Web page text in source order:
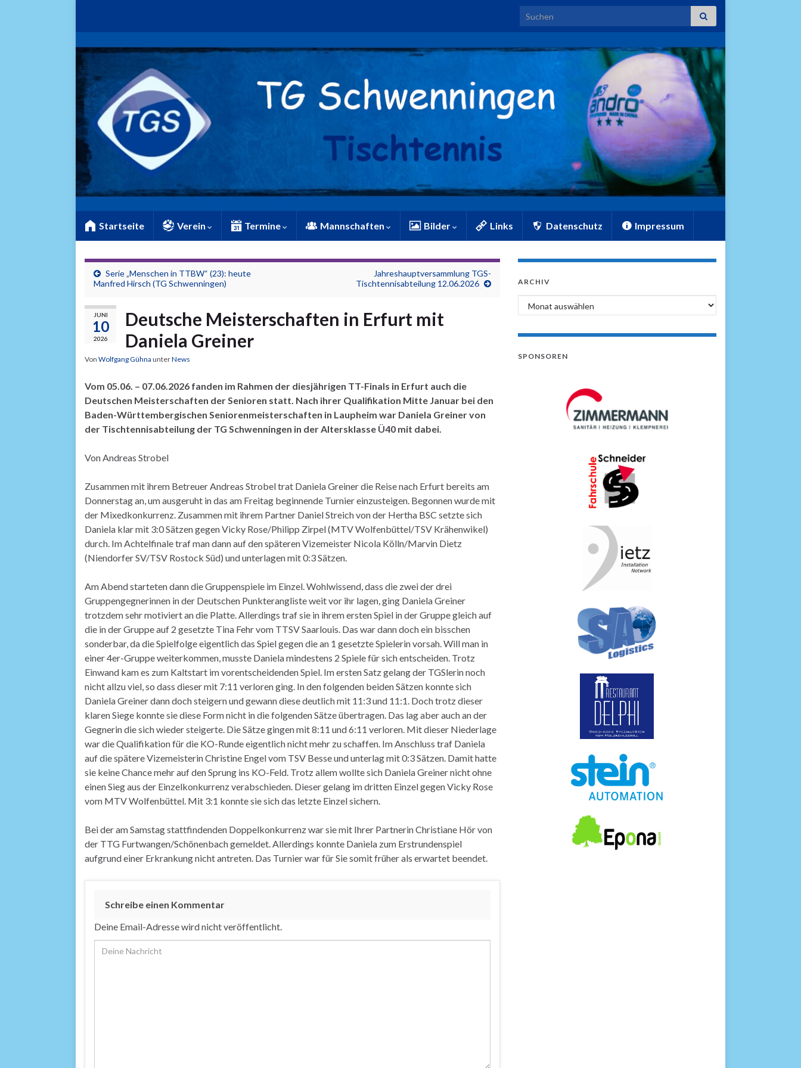
Search for:
Startseite Verein Termine Mannschaften Bilder Links Datenschutz Impressum
Serie „Menschen in TTBW“ (23): heute
Manfred Hirsch (TG Schwenningen)
Jahreshauptversammlung TGS-
Tischtennisabteilung 12.06.2026
JUNI
10
2026
Deutsche Meisterschaften in Erfurt mit
Daniela Greiner
Von Wolfgang Gühna unterNews
Vom 05.06. – 07.06.2026 fanden im Rahmen der diesjährigen TT-Finals in Erfurt auch die
Deutschen Meisterschaften der Senioren statt. Nach ihrer Qualifikation Mitte Januar bei den
Baden-Württembergischen Seniorenmeisterschaften in Laupheim war Daniela Greiner von
der Tischtennisabteilung der TG Schwenningen in der Altersklasse Ü40 mit dabei.
Von Andreas Strobel
Zusammen mit ihrem Betreuer Andreas Strobel trat Daniela Greiner die Reise nach Erfurt bereits am
Donnerstag an, um ausgeruht in das am Freitag beginnende Turnier einzusteigen. Begonnen wurde mit
der Mixedkonkurrenz. Zusammen mit ihrem Partner Daniel Streich von der Hertha BSC setzte sich
Daniela klar mit 3:0 Sätzen gegen Vicky Rose/Philipp Zirpel (MTV Wolfenbüttel/TSV Krähenwikel)
durch. Im Achtelfinale traf man dann auf den späteren Vizemeister Nicola Kölln/Marvin Dietz
(Niendorfer SV/TSV Rostock Süd) und unterlagen mit 0:3 Sätzen.
Am Abend starteten dann die Gruppenspiele im Einzel. Wohlwissend, dass die zwei der drei
Gruppengegnerinnen in der Deutschen Punkterangliste weit vor ihr lagen, ging Daniela Greiner
trotzdem sehr motiviert an die Platte. Allerdings traf sie in ihrem ersten Spiel in der Gruppe gleich auf
die in der Gruppe auf 2 gesetzte Tina Fehr vom TTSV Saarlouis. Das war dann doch ein bisschen
sonderbar, da die Spielfolge eigentlich das Spiel gegen die an 1 gesetzte Spielerin vorsah. Will man in
einer 4er-Gruppe weiterkommen, musste Daniela mindestens 2 Spiele für sich entscheiden. Trotz
Einwand kam es zum Kaltstart im vorentscheidenden Spiel. Im ersten Satz gelang der TGSlerin noch
nicht allzu viel, so dass dieser mit 7:11 verloren ging. In den folgenden beiden Sätzen konnte sich
Daniela Greiner dann doch steigern und gewann diese deutlich mit 11:3 und 11:1. Doch trotz dieser
klaren Siege konnte sie diese Form nicht in die folgenden Sätze übertragen. Das lag aber auch an der
Gegnerin die sich wieder steigerte. Die Sätze gingen mit 8:11 und 6:11 verloren. Mit dieser Niederlage
war die Qualifikation für die KO-Runde eigentlich nicht mehr zu schaffen. Im Anschluss traf Daniela
auf die spätere Vizemeisterin Christine Engel vom TSV Besse und unterlag mit 0:3 Sätzen. Damit hatte
sie keine Chance mehr auf den Sprung ins KO-Feld. Trotz allem wollte sich Daniela Greiner nicht ohne
einen Sieg aus der Einzelkonkurrenz verabschieden. Dieser gelang im dritten Einzel gegen Vicky Rose
vom MTV Wolfenbüttel. Mit 3:1 konnte sie sich das letzte Einzel sichern.
Bei der am Samstag stattfindenden Doppelkonkurrenz war sie mit Ihrer Partnerin Christiane Hör von
der TTG Furtwangen/Schönenbach gemeldet. Allerdings konnte Daniela zum Erstrundenspiel
aufgrund einer Erkrankung nicht antreten. Das Turnier war für Sie somit früher als erwartet beendet.
Schreibe einen Kommentar
Deine Email-Adresse wird nicht veröffentlicht.
ARCHIV
Archiv
SPONSOREN